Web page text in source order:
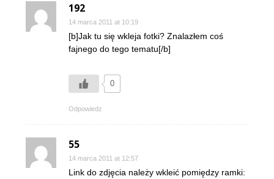
192
14 marca 2011 at 10:19
[b]Jak tu się wkleja fotki? Znalazłem coś
fajnego do tego tematu[/b]
0
Odpowiedz
55
14 marca 2011 at 12:57
Link do zdjęcia należy wkleić pomiędzy ramki: